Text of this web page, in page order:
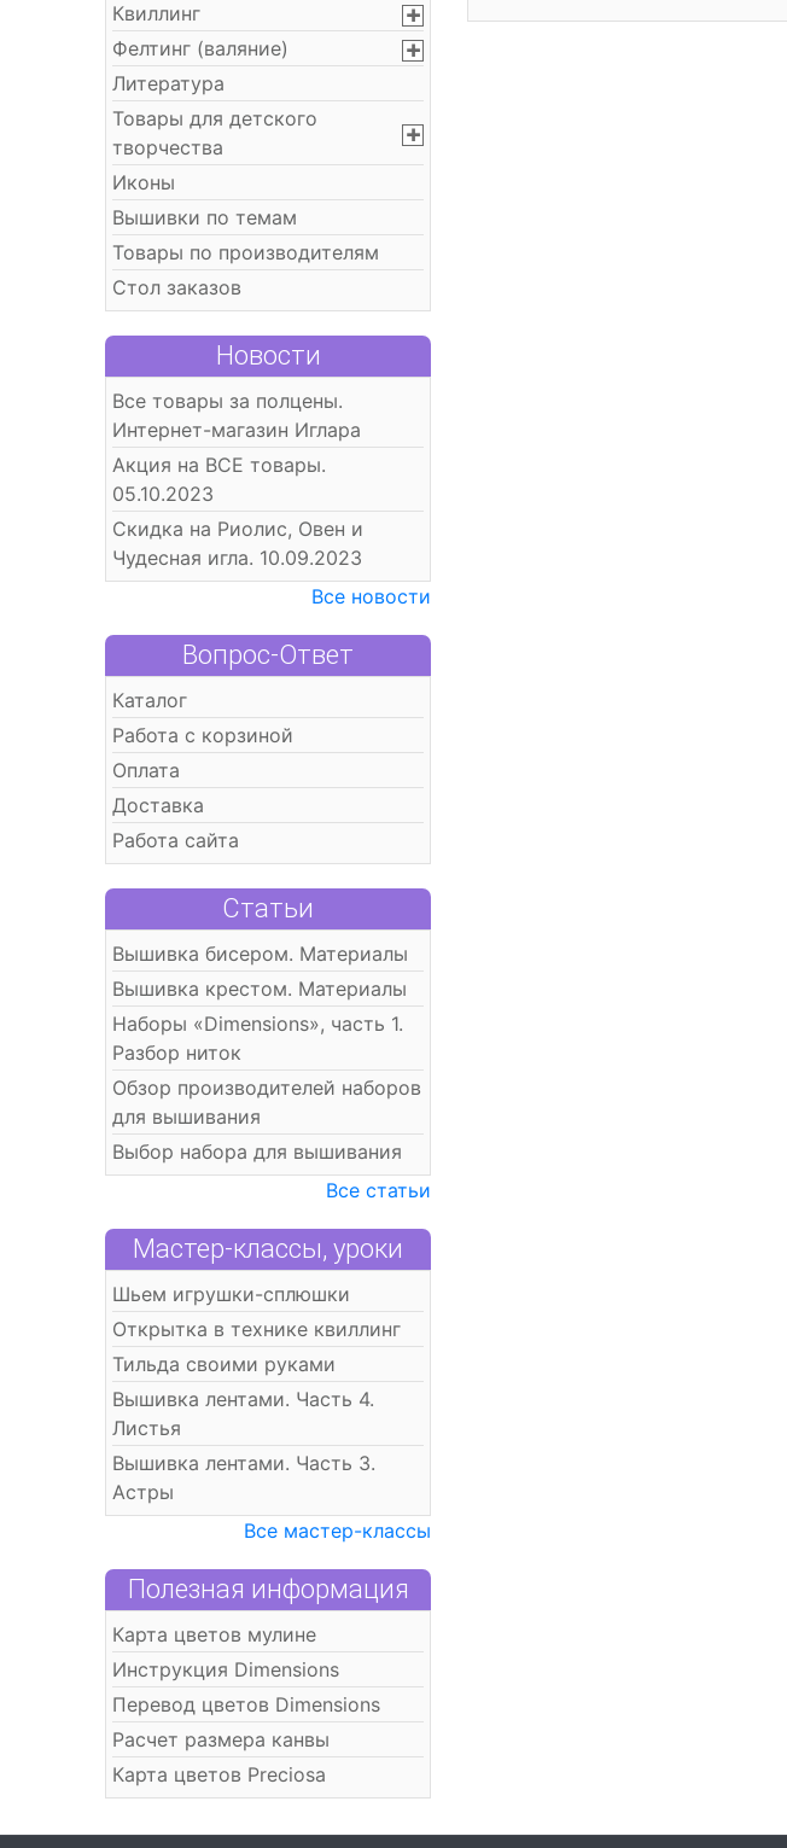
Квиллинг
Фелтинг (валяние)
Литература
Товары для детского
творчества
Иконы
Вышивки по темам
Товары по производителям
Стол заказов
Новости
Все товары за полцены.
Интернет-магазин Иглара
Акция на ВСЕ товары.
05.10.2023
Скидка на Риолис, Овен и
Чудесная игла. 10.09.2023
Все новости
Вопрос-Ответ
Каталог
Работа с корзиной
Оплата
Доставка
Работа сайта
Статьи
Вышивка бисером. Материалы
Вышивка крестом. Материалы
Наборы «Dimensions», часть 1.
Разбор ниток
Обзор производителей наборов
для вышивания
Выбор набора для вышивания
Все статьи
Мастер-классы, уроки
Шьем игрушки-сплюшки
Открытка в технике квиллинг
Тильда своими руками
Вышивка лентами. Часть 4.
Листья
Вышивка лентами. Часть 3.
Астры
Все мастер-классы
Полезная информация
Карта цветов мулине
Инструкция Dimensions
Перевод цветов Dimensions
Расчет размера канвы
Карта цветов Preciosa